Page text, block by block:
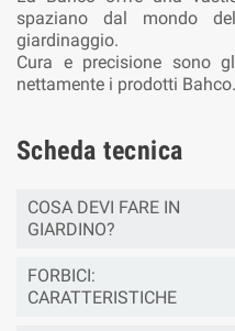
spaziano dal mondo
giardinaggio.
Cura e precisione sono
nettamente i prodotti Bahco.
Scheda tecnica
COSA DEVI FARE IN
GIARDINO?
FORBICI:
CARATTERISTICHE